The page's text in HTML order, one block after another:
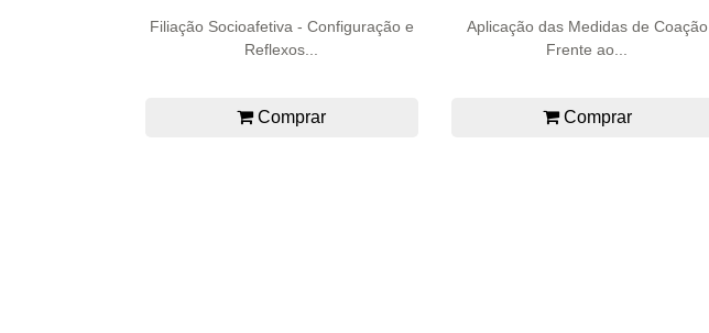
Filiação Socioafetiva - Configuração e
Reflexos...
Comprar
Aplicação das Medidas de Coação
Frente ao...
Comprar